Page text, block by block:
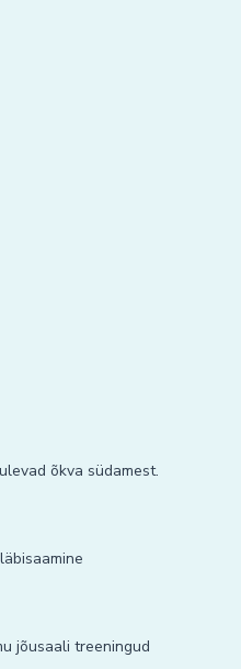
õkva südamest.
jõusaali treeningud